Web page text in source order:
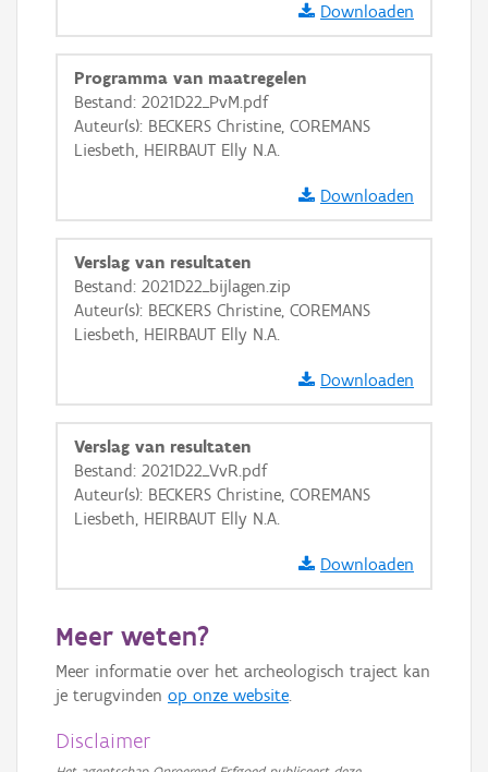
Basis Lagen
OSM-Basiskaart
GRB-Basiskaart
GRB-Basiskaart in grijswaarden
Downloaden
Programma van maatregelen
Bestand: 2021D22_PvM.pdf
Auteur(s): BECKERS Christine, COREMANS
Liesbeth, HEIRBAUT Elly N.A.
Downloaden
Verslag van resultaten
Bestand: 2021D22_bijlagen.zip
Auteur(s): BECKERS Christine, COREMANS
Liesbeth, HEIRBAUT Elly N.A.
Downloaden
Verslag van resultaten
Bestand: 2021D22_VvR.pdf
Auteur(s): BECKERS Christine, COREMANS
Liesbeth, HEIRBAUT Elly N.A.
Downloaden
Meer weten?
Meer informatie over het archeologisch traject kan
je terugvinden op onze website.
Disclaimer